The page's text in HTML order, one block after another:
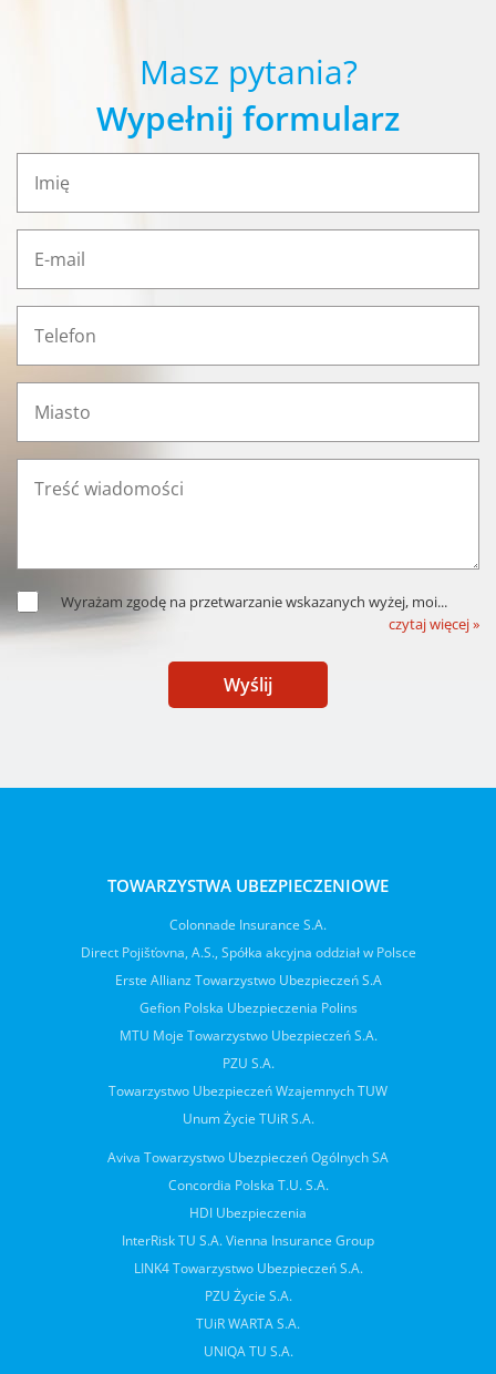
Masz pytania?
Wypełnij formularz
Wyrażam zgodę na przetwarzanie wskazanych wyżej, moi...
czytaj więcej »
Wyślij
TOWARZYSTWA UBEZPIECZENIOWE
Colonnade Insurance S.A.
Direct Pojišťovna, A.S., Spółka akcyjna oddział w Polsce
Erste Allianz Towarzystwo Ubezpieczeń S.A
Gefion Polska Ubezpieczenia Polins
MTU Moje Towarzystwo Ubezpieczeń S.A.
PZU S.A.
Towarzystwo Ubezpieczeń Wzajemnych TUW
Unum Życie TUiR S.A.
Aviva Towarzystwo Ubezpieczeń Ogólnych SA
Concordia Polska T.U. S.A.
HDI Ubezpieczenia
InterRisk TU S.A. Vienna Insurance Group
LINK4 Towarzystwo Ubezpieczeń S.A.
PZU Życie S.A.
TUiR WARTA S.A.
UNIQA TU S.A.